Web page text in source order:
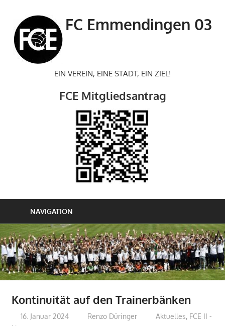
springen
FC Emmendingen 03
EIN VEREIN, EINE STADT, EIN ZIEL!
FCE Mitgliedsantrag
NAVIGATION
Kontinuität auf den Trainerbänken
16. Januar 2024 Renzo Düringer Aktuelles, FCE II -